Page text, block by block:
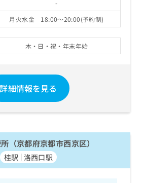
-
月火水金 18:00～20:00(予約制)
木・日・祝・年末年始
詳細情報を見る
（京都府京都市西京区）
桂駅 洛西口駅